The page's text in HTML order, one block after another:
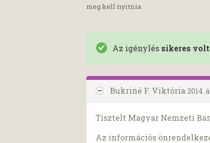
meg kell nyitnia.
Az igénylés sikeres volt
Bukriné F. Viktória 2014.
Tisztelt Magyar Nemzeti
Az információs